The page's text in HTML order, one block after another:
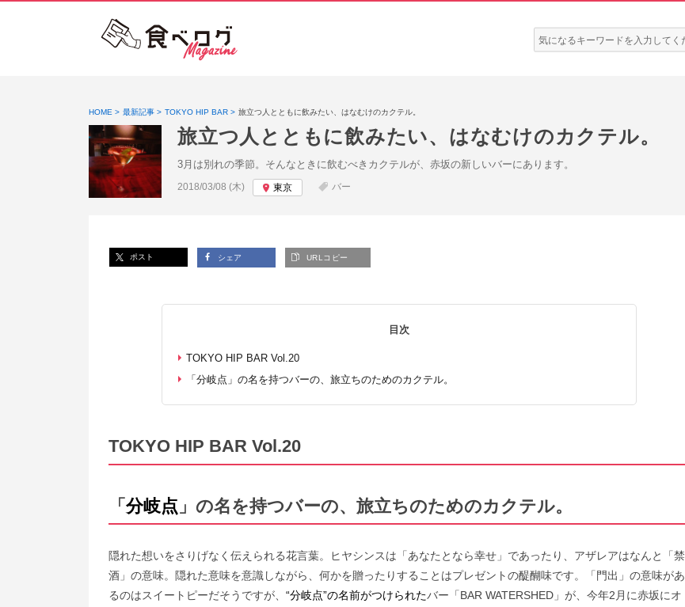
検
索:
HOME 最新記事 TOKYO HIP BAR 旅立つ人とともに飲みたい、はなむけのカクテル。
旅立つ人とともに飲みたい、はなむけのカクテル。
3月は別れの季節。そんなときに飲むべきカクテルが、赤坂の新しいバーにあります。
投稿日:
2018/03/08 (木) 東京 バー
ポスト シェア URLコピー
目次
TOKYO HIP BAR Vol.20
「分岐点」の名を持つバーの、旅立ちのためのカクテル。
TOKYO HIP BAR Vol.20
「 分岐点 」の名を持つバーの、旅立ちのためのカクテル。
隠れた想いをさりげなく伝えられる花言葉。ヒヤシンスは「あなたとなら幸せ」であったり、アザレアはなんと「禁
酒」の意味。隠れた意味を意識しながら、何かを贈ったりすることはプレゼントの醍醐味です。「門出」の意味があ
るのはスイートピーだそうですが、 “分岐点”の名前がつけられたバー「BAR WATERSHED」が、今年2月に赤坂にオ